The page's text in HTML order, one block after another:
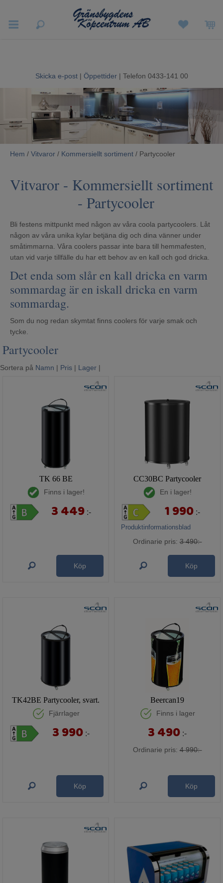
Hushållsapparater
Ljud & Bild
Luftvård och Värme
Skicka e-post | Öppettider| Telefon 0433-141 00
Hem / Vitvaror / Kommersiellt sortiment / Partycooler
Vitvaror - Kommersiellt sortiment
- Partycooler
Bli festens mittpunkt med någon av våra coola partycoolers. Låt
någon av våra unika kylar betjäna dig och dina vänner under
småtimmarna. Våra coolers passar inte bara till hemmafesten,
utan vid varje tillfälle du har ett behov av en kall och god dricka.
Det enda som slår en kall dricka en varm
sommardag är en iskall dricka en varm
sommardag.
Som du nog redan skymtat finns coolers för varje smak och
tycke.
Partycooler
Sortera på Namn | Pris | Lager |
TK 66 BE
Finns i lager!
3 449 :-
Köp
CC30BC Partycooler
En i lager!
Produktinformationsblad
1 990 :-
Ordinarie pris: 3 490:-
Köp
TK42BE Partycooler, svart.
Fjärrlager
3 990 :-
Köp
Beercan19
Finns i lager
3 490 :-
Ordinarie pris: 4 990:-
Köp